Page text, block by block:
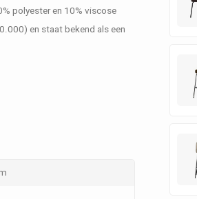
polyester en 10% viscose
en staat bekend als een